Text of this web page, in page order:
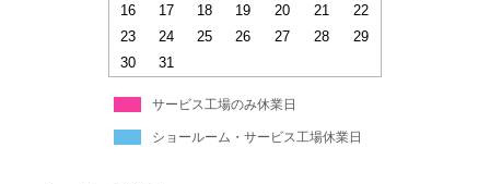
16
17 18 19 20 21
22
23
24 25 26 27 28
29
30
31
サービス工場のみ休業日
ショールーム・サービス工場休業日